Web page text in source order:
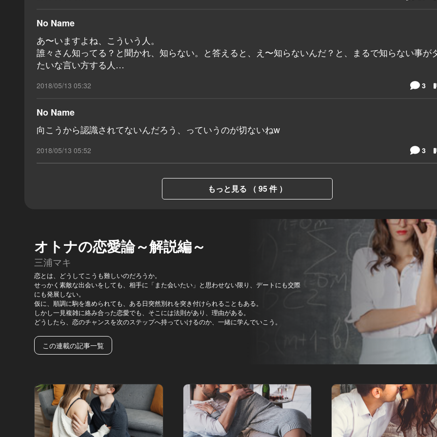
No Name
あ〜いますよね、こういう人。
誰々さん知ってる？と聞かれ、知らない。と答えると、え〜知らないんだ？と、まるで知らない事が
たいな言い方する人…
2018/05/13 05:32 3
No Name
向こうから認識されてないんだろう、っていうのが切ないねw
2018/05/13 05:52 3
もっと見る （ 95 件 ）
オトナの恋愛論～解説編～
三浦マキ
恋とは、どうしてこうも難しいのだろうか。
せっかく素敵な出会いをしても、相手に「また会いたい」と思わせない限り、デートにも交際
にも発展しない。
仮に、順調に駒を進められても、ある日突然別れを突き付けられることもある。
しかし一見複雑に絡み合った恋愛でも、そこには法則があり、理由がある。
どうしたら、恋のチャンスを次のステップへ持っていけるのか、一緒に学んでいこう。
この連載の記事一覧